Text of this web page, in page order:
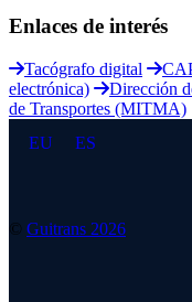
FEVATRANS
GIZLOGA
JUNTA ARBITRAL
MONDRAGÓN
UPV/EHU
Enlaces de interés
Tacógrafo digital
electrónica)
Dirección
de Transportes (MITMA)
EU
ES
© Guitrans 2026